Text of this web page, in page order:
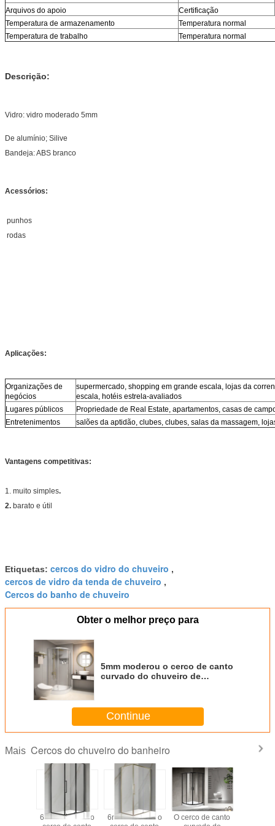
Arquivos do apoio
Certificação
Temperatura de armazenamento
Temperatura normal
Temperatura de trabalho
Temperatura normal
Descrição:
Vidro: vidro moderado 5mm
De alumínio; Silive
Bandeja: ABS branco
Acessórios:
punhos
rodas
Aplicações:
Organizações de
negócios
supermercado, shopping em grande escala, lojas da
escala, hotéis estrela-avaliados
Lugares públicos
Propriedade de Real Estate, apartamentos, casas de
Entretenimentos
salões da aptidão, clubes, clubes, salas da massagem,
Vantagens competitivas:
1. muito simples.
2. barato e útil
Etiquetas: cercos do vidro do chuveiro ,
cercos de vidro da tenda de chuveiro ,
Cercos do banho de chuveiro
Obter o melhor preço para
5mm moderou o cerco de canto
curvado do chuveiro de
banho
Continue
Mais Cercos do chuveiro do banheiro
6mm moderou o
6mm moderou o
O cerco de canto